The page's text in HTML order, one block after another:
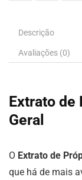
Descrição
Avaliações (0)
Extrato de
Geral
O Extrato de
que há de mais